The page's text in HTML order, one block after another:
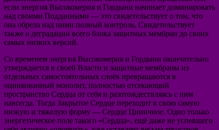
если энергия Высокомерия и Гордыни начинает доминировать
над своими Подданными — это свидетельствует о том, что
она обрела над ними полный контроль. Свидетельствует
также о деградации всего блока защитных мембран до своих
самых низких версий.
Со временем энергия Высокомерия и Гордыни окончательно
утверждается в своей Власти и защитные мембраны из
отдельных самостоятельных слоёв превращаются в
оцинкованный монолит, полностью отсекающий
пространство Сердца от себя и разотождествляясь с ним
навсегда. Тогда Закрытое Сердце переходит в свою самую
низкую и тяжелую форму — Сердце Циничное. Одно только
энергетическое поле такого «Сердца», ещё даже не успевшего